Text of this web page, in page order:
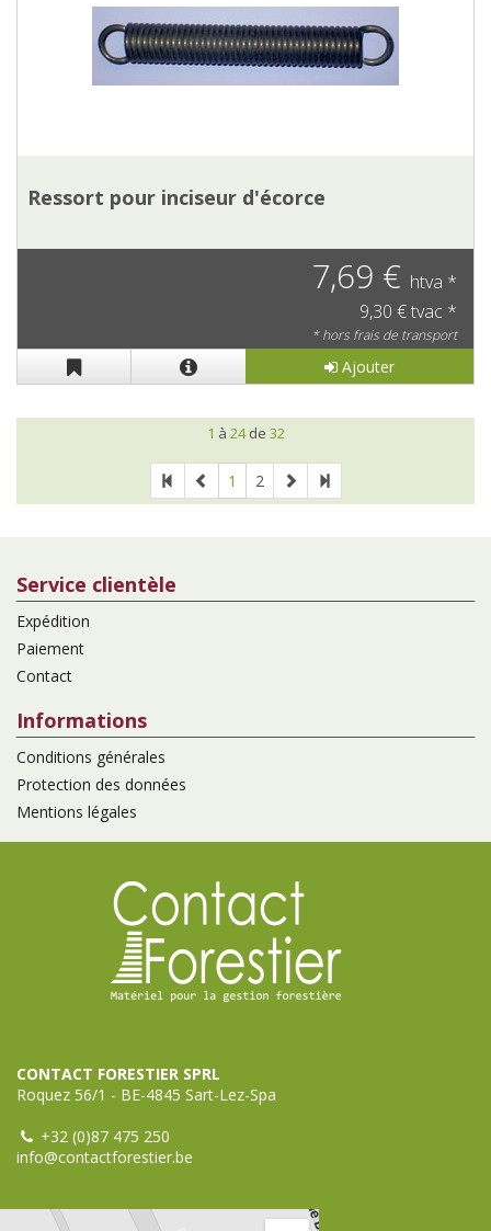
Ressort pour inciseur d'écorce
7,69 € htva *
9,30 € tvac *
* hors frais de transport
Ajouter
1 à 24de 32
1 2
Service clientèle
Expédition
Paiement
Contact
Informations
Conditions générales
Protection des données
Mentions légales
CONTACT FORESTIER SPRL
Roquez 56/1 - BE-4845 Sart-Lez-Spa
+32 (0)87 475 250
info@contactforestier.be